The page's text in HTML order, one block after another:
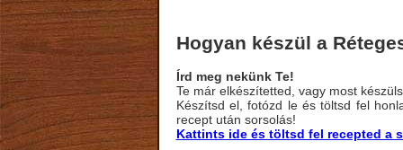
Hogyan készül a
Írd meg nekünk Te!
Te már elkészítetted, vagy most
Készítsd el, fotózd le és töltsd fel
recept után sorsolás!
Kattints ide és töltsd fel recepted a